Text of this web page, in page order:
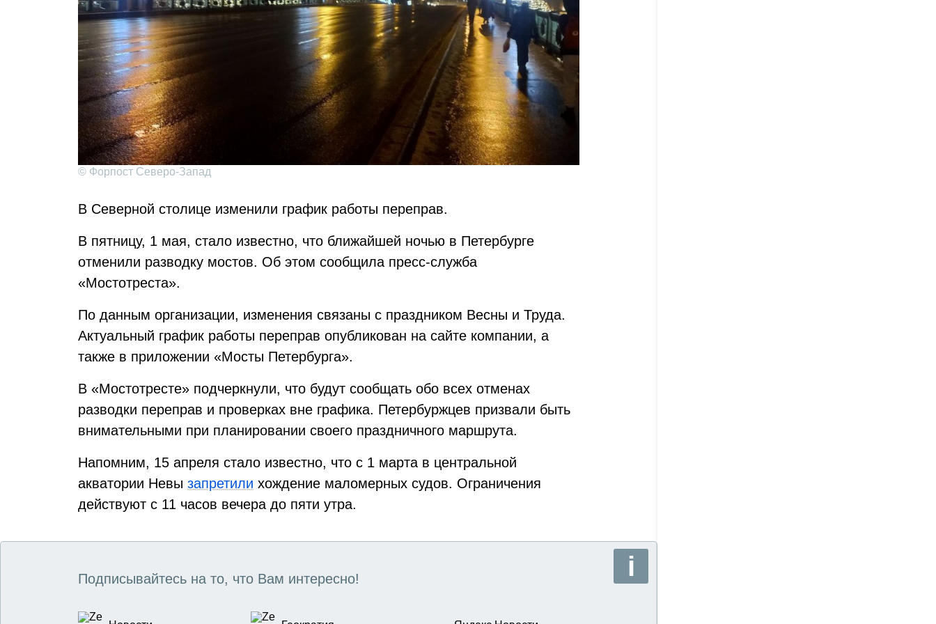
© Форпост Северо-Запад
В Северной столице изменили график работы переправ.
В пятницу, 1 мая, стало известно, что ближайшей ночью в Петербурге
отменили разводку мостов. Об этом сообщила пресс-служба
«Мостотреста».
По данным организации, изменения связаны с праздником Весны и Труда.
Актуальный график работы переправ опубликован на сайте компании, а
также в приложении «Мосты Петербурга».
В «Мостотресте» подчеркнули, что будут сообщать обо всех отменах
разводки переправ и проверках вне графика. Петербуржцев призвали быть
внимательными при планировании своего праздничного маршрута.
Напомним, 15 апреля стало известно, что с 1 марта в центральной
акватории Невы запретили хождение маломерных судов. Ограничения
действуют с 11 часов вечера до пяти утра.
Подписывайтесь на то, что Вам интересно!